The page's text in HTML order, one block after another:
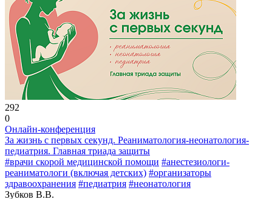
292
0
Онлайн-конференция
За жизнь с первых секунд. Реаниматология-неонатология-
педиатрия. Главная триада защиты
#врачи скорой медицинской помощи #анестезиологи-
реаниматологи (включая детских) #организаторы
здравоохранения #педиатрия #неонатология
Зубков В.В.